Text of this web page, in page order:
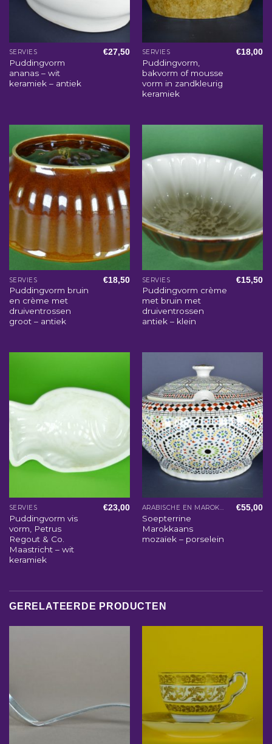
SERVIES
Puddingvorm
ananas – wit
keramiek – antiek
€27,50 SERVIES
Puddingvorm,
bakvorm of mousse
vorm in zandkleurig
keramiek
€18,00
SERVIES
Puddingvorm bruin
en crème met
druiventrossen
groot – antiek
€18,50 SERVIES
Puddingvorm crème
met bruin met
druiventrossen
antiek – klein
€15,50
SERVIES
Puddingvorm vis
vorm, Petrus
Regout & Co.
Maastricht – wit
keramiek
€23,00 ARABISCHE EN MAROKKAANSE WOONACCESSOIRES
Soepterrine
Marokkaans
mozaïek – porselein
€55,00
GERELATEERDE PRODUCTEN